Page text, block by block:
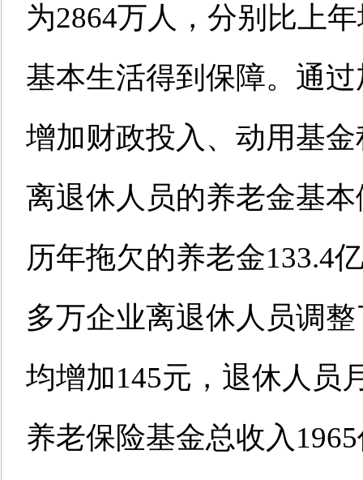
为2864万人，分别比上
基本生活得到保障。通
增加财政投入、动用基
离退休人员的养老金基
历年拖欠的养老金133.4
多万企业离退休人员调
均增加145元，退休人员
养老保险基金总收入